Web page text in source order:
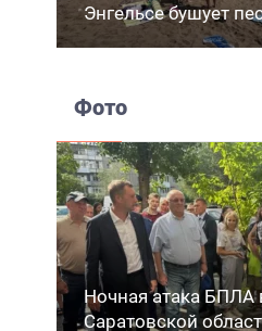
Энгельсе бушует
Фото
Ночная атака БПЛА
Саратовской